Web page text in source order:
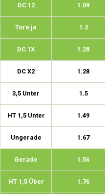
DC 12 1.09
Tore ja 1.2
DC 1X 1.28
DC X2 1.28
3,5 Unter 1.5
HT 1,5 Unter 1.49
Ungerade 1.67
Gerade 1.56
HT 1,5 Über 1.76